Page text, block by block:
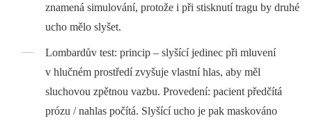
znamená simulování, protože i při stisknutí tragu by druhé
ucho mělo slyšet.
Lombardův test: princip –⁠ slyšící jedinec při mluvení
v hlučném prostředí zvyšuje vlastní hlas, aby měl
sluchovou zpětnou vazbu. Provedení: pacient předčítá
prózu / nahlas počítá. Slyšící ucho je pak maskováno